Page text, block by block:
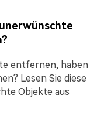
entfernen, haben
Lesen Sie diese
Objekte aus